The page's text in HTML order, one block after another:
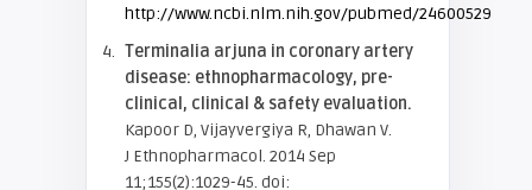
http://www.ncbi.nlm.nih.gov/pubmed/24600529
Terminalia arjuna in coronary artery
disease: ethnopharmacology, pre-
clinical, clinical & safety evaluation.
Kapoor D, Vijayvergiya R, Dhawan V.
J Ethnopharmacol. 2014 Sep
11;155(2):1029-45. doi: